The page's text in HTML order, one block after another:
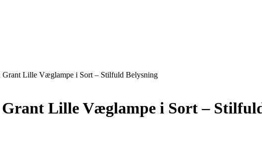
Grant Lille Væglampe i Sort – Stilfuld Belysning
Grant Lille Væglampe i Sort –